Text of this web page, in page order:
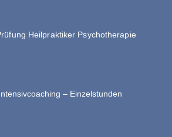
Heilpraktiker Psychotherapie
– Einzelstunden